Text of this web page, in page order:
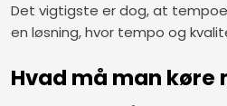
Det vigtigste er dog, at
en løsning, hvor tempo og
Hvad må man køre